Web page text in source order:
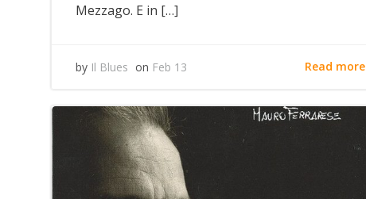
Mezzago. E in […]
by Il Blues on Feb 13 Read more